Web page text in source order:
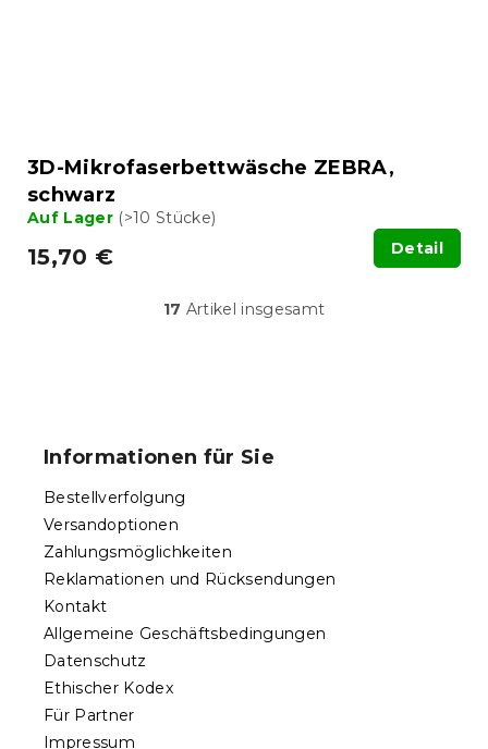
3D-Mikrofaserbettwäsche ZEBRA,
schwarz
Auf Lager (>10 Stücke)
15,70 € Detail
S
l
e
e
17 Artikel insgesamt
Informationen für Sie
Bestellverfolgung
Versandoptionen
Zahlungsmöglichkeiten
Reklamationen und Rücksendungen
Kontakt
Allgemeine Geschäftsbedingungen
Datenschutz
Ethischer Kodex
Für Partner
Impressum